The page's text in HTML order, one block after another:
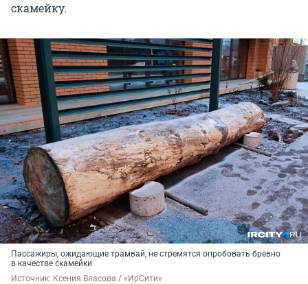
скамейку.
Пассажиры, ожидающие трамвай, не стремятся опробовать бревно
в качестве скамейки
Источник: Ксения Власова / «ИрСити»